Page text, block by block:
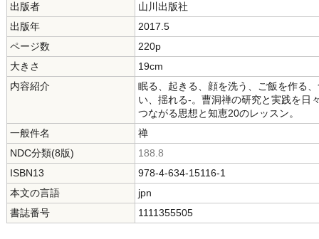
出版者
山川出版社
出版年
2017.5
ページ数
220p
大きさ
19cm
内容紹介
眠る、起きる、顔を洗う、ご飯を作る
い、揺れる-。曹洞禅の研究と実践を日
つながる思想と知恵20のレッスン。
一般件名
禅
NDC分類(8版)
188.8
ISBN13
978-4-634-15116-1
本文の言語
jpn
書誌番号
1111355505